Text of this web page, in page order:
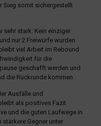
Sieg somit sichergestellt
sehr stark: Kein einziger
nur 2 Freiwürfe wurden
viel Arbeit im Rebound
für die
geschafft werden und
die Rückrunde kommen.
Ausfälle und
als positives Fazit
und die guten Laufwege in
Gegner unter